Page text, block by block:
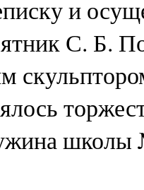
и
С. Б.
школы